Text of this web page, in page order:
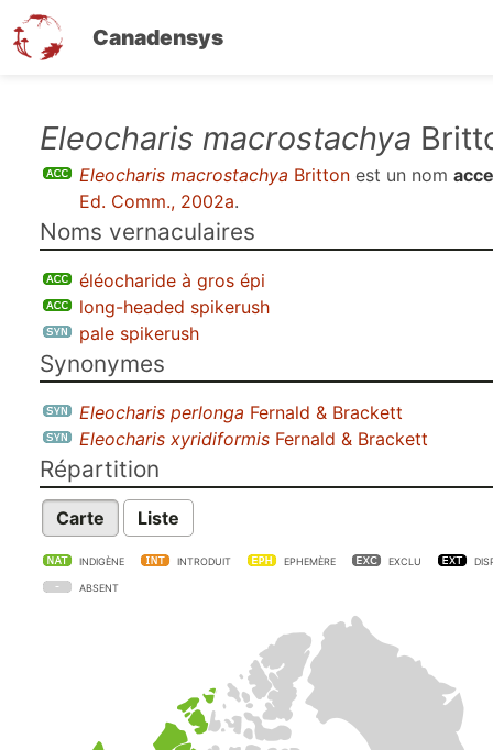
Canadensys
contenu
Eleocharis macrostachya
Eleocharis macrostachya Britton est un nom
Ed. Comm., 2002a.
Noms vernaculaires
éléocharide à gros épi
long-headed spikerush
pale spikerush
Synonymes
Eleocharis perlonga Fernald & Brackett
Eleocharis xyridiformis Fernald & Brackett
Répartition
Carte Liste
INDIGÈNE INTRODUIT EPHEMÈRE EXCLU
ABSENT